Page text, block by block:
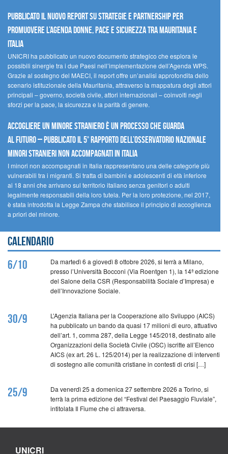
Pubblicato il nuovo report su strategie e partnership per
promuovere l’Agenda Donne, Pace e Sicurezza tra Mauritania e
Italia
UNICRI ha pubblicato un nuovo documento strategico che esplora le
possibili sinergie tra i due Paesi nell’implementazione dell’Agenda WPS.
Grazie al sostegno del MAECI, il report offre un’analisi approfondita dello
scenario istituzionale della Mauritania, attraverso la mappatura degli attori
principali – governo, società civile, attori internazionali – coinvolti negli
sforzi per la pace, la sicurezza e la parità di genere.
Accogliere un minore straniero è un processo che guarda
al futuro – Pubblicato il 5° rapporto dell’Osservatorio Nazionale
Minori Stranieri Non Accompagnati in Italia
I minori non accompagnati in Italia rappresentano una delle categorie più
vulnerabili tra i migranti. Si tratta di bambini e adolescenti di età inferiore
ai 18 anni che arrivano sul territorio italiano senza genitori o adulti
legalmente responsabili della loro tutela. Per la loro protezione, nel 2017,
è stata introdotta la Legge Zampa che stabilisce il principio di accoglienza
a priori del minore.
Calendario
6/10
Da martedì 6 a giovedì 8 ottobre 2026, si terrà a Milano,
presso l’Università Bocconi (Via Roentgen 1), la 14ª edizione
del Salone della CSR (Responsabilità Sociale d’Impresa) e
dell’Innovazione Sociale.
30/9
L’Agenzia Italiana per la Cooperazione allo Sviluppo (AICS)
ha pubblicato un bando da quasi 17 milioni di euro, attuativo
dell’art. 1, comma 287, della Legge 145/2018, destinato alle
Organizzazioni della Società Civile (OSC) iscritte all’Elenco
AICS (ex art. 26 L. 125/2014) per la realizzazione di interventi
di sostegno alle comunità cristiane in contesti di crisi […]
25/9
Da venerdì 25 a domenica 27 settembre 2026 a Torino, si
terrà la prima edizione del “Festival del Paesaggio Fluviale”,
intitolata Il Fiume che ci attraversa.
UNICRI